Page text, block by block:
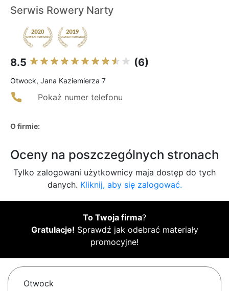
Serwis Rowery Narty
8.5 (6)
Otwock, Jana Kaziemierza 7
Pokaż numer telefonu
O firmie:
Oceny na poszczególnych stronach
Tylko zalogowani użytkownicy maja dostęp do tych
danych. Kliknij, aby się zalogować.
To Twoja firma?
Gratulacje! Sprawdź jak odebrać materiały
promocyjne!
Otwock